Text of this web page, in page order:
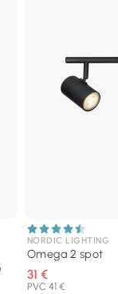
NORDIC LIGHTING
Omega 2 spot
31 €
PVC 41 €